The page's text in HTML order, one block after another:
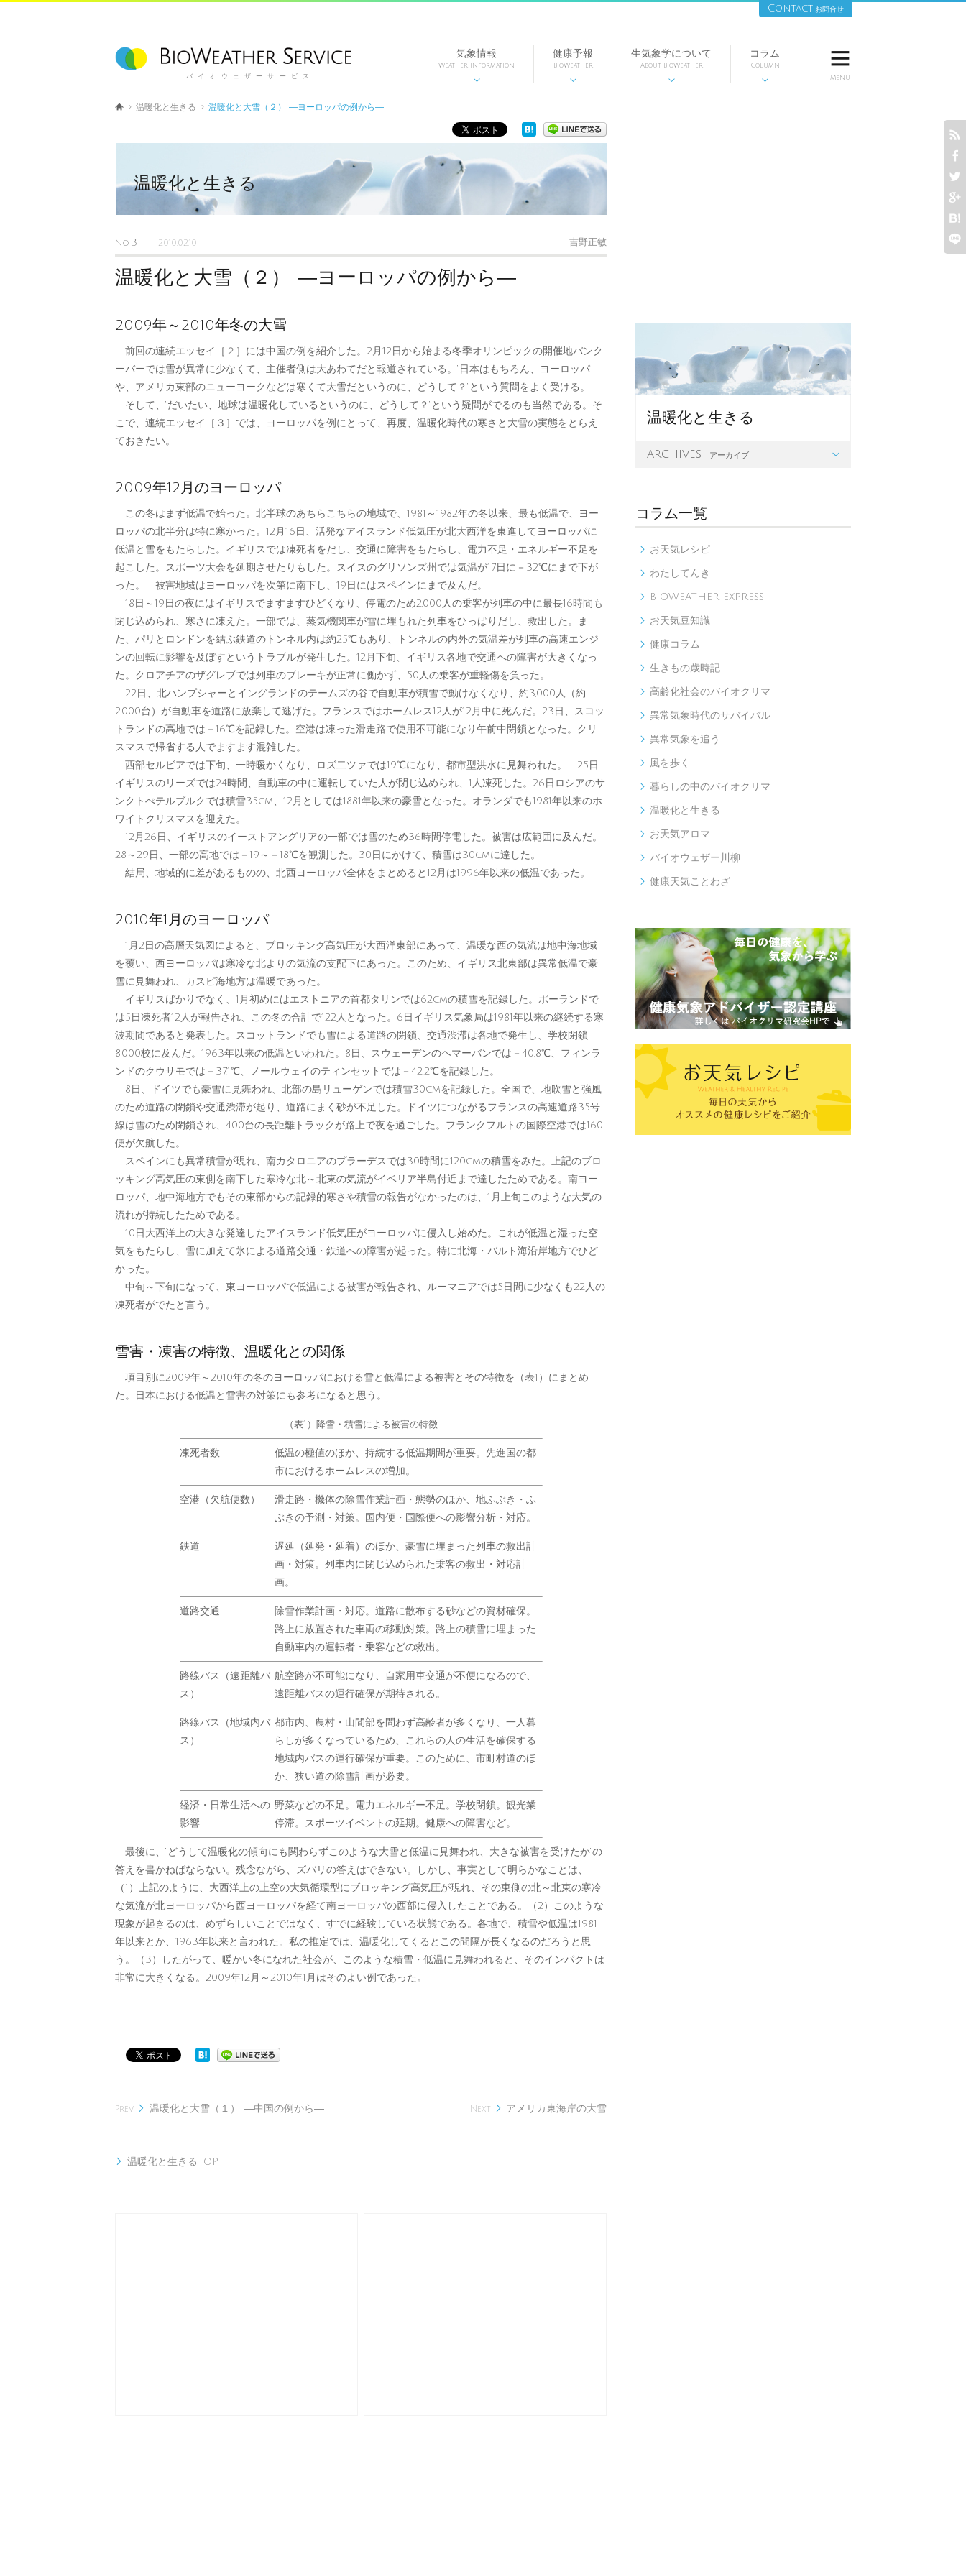
バイオウェザーサービス
気象情報
Weather Information

健康予報
BioWeather

生気象学について
About BioWeather

コラム
Column


Menu
温暖化と生きる 温暖化と大雪（２） ―ヨーロッパの例から―
温暖化と生きる
No. 3 2010.02.10 吉野正敏
温暖化と大雪（２） ―ヨーロッパの例から―
2009年～2010年冬の大雪
前回の連続エッセイ［ ２ ］には中国の例を紹介した。2月12日から始まる冬季オリンピックの開催地バンク
ーバーでは雪が異常に少なくて、主催者側は大あわてだと報道されている。“日本はもちろん、ヨーロッパ
や、アメリカ東部のニューヨークなどは寒くて大雪だというのに、どうして？”という質問をよく受ける。
そして、“だいたい、地球は温暖化しているというのに、どうして？”という疑問がでるのも当然である。そ
こで、連続エッセイ［３］では、ヨーロッパを例にとって、再度、温暖化時代の寒さと大雪の実態をとらえ
ておきたい。
2009年12月のヨーロッパ
この冬はまず低温で始った。北半球のあちらこちらの地域で、1981～1982年の冬以来、最も低温で、ヨー
ロッパの北半分は特に寒かった。12月16日、活発なアイスランド低気圧が北大西洋を東進してヨーロッパに
低温と雪をもたらした。イギリスでは凍死者をだし、交通に障害をもたらし、電力不足・エネルギー不足を
起こした。スポーツ大会を延期させたりもした。スイスのグリソンズ州では気温が17日に－32℃にまで下が
った。 被害地域はヨーロッパを次第に南下し、19日にはスペインにまで及んだ。
18日～19日の夜にはイギリスでますますひどくなり、停電のため2,000人の乗客が列車の中に最長16時間も
閉じ込められ、寒さに凍えた。一部では、蒸気機関車が雪に埋もれた列車をひっぱりだし、救出した。ま
た、パリとロンドンを結ぶ鉄道のトンネル内は約25℃もあり、トンネルの内外の気温差が列車の高速エンジ
ンの回転に影響を及ぼすというトラブルが発生した。12月下旬、イギリス各地で交通への障害が大きくなっ
た。クロアチアのザグレブでは列車のブレーキが正常に働かず、50人の乗客が重軽傷を負った。
22日、北ハンプシャーとイングランドのテームズの谷で自動車が積雪で動けなくなり、約3,000人（約
2,000台）が自動車を道路に放棄して逃げた。フランスではホームレス12人が12月中に死んだ。23日、スコッ
トランドの高地では－16℃を記録した。空港は凍った滑走路で使用不可能になり午前中閉鎖となった。クリ
スマスで帰省する人でますます混雑した。
西部セルビアでは下旬、一時暖かくなり、ロズ二ツァでは19℃になり、都市型洪水に見舞われた。 25日
イギリスのリーズでは24時間、自動車の中に運転していた人が閉じ込められ、1人凍死した。26日ロシアのサ
ンクトぺテルブルクでは積雪35cm、12月としては1881年以来の豪雪となった。オランダでも1981年以来のホ
ワイトクリスマスを迎えた。
12月26日、イギリスのイーストアングリアの一部では雪のため36時間停電した。被害は広範囲に及んだ。
28～29日、一部の高地では－19～－18℃を観測した。30日にかけて、積雪は30cmに達した。
結局、地域的に差があるものの、北西ヨーロッパ全体をまとめると12月は1996年以来の低温であった。
2010年1月のヨーロッパ
1月2日の高層天気図によると、ブロッキング高気圧が大西洋東部にあって、温暖な西の気流は地中海地域
を覆い、西ヨーロッパは寒冷な北よりの気流の支配下にあった。このため、イギリス北東部は異常低温で豪
雪に見舞われ、カスピ海地方は温暖であった。
イギリスばかりでなく、1月初めにはエストニアの首都タリンでは62cmの積雪を記録した。ポーランドで
は5日凍死者12人が報告され、この冬の合計で122人となった。6日イギリス気象局は1981年以来の継続する寒
波期間であると発表した。スコットランドでも雪による道路の閉鎖、交通渋滞は各地で発生し、学校閉鎖
8,000校に及んだ。1963年以来の低温といわれた。8日、スウェーデンのヘマーバンでは－40.8℃、フィンラ
ンドのクウサモでは－37.1℃、ノールウェイのティンセットでは－42.2℃を記録した。
8日、ドイツでも豪雪に見舞われ、北部の島リューゲンでは積雪30cmを記録した。全国で、地吹雪と強風
のため道路の閉鎖や交通渋滞が起り、道路にまく砂が不足した。ドイツにつながるフランスの高速道路35号
線は雪のため閉鎖され、400台の長距離トラックが路上で夜を過ごした。フランクフルトの国際空港では160
便が欠航した。
スペインにも異常積雪が現れ、南カタロニアのプラーデスでは30時間に120cmの積雪をみた。上記のブロ
ッキング高気圧の東側を南下した寒冷な北～北東の気流がイベリア半島付近まで達したためである。南ヨー
ロッパ、地中海地方でもその東部からの記録的寒さや積雪の報告がなかったのは、1月上旬このような大気の
流れが持続したためである。
10日大西洋上の大きな発達したアイスランド低気圧がヨーロッパに侵入し始めた。これが低温と湿った空
気をもたらし、雪に加えて氷による道路交通・鉄道への障害が起った。特に北海・バルト海沿岸地方でひど
かった。
中旬～下旬になって、東ヨーロッパで低温による被害が報告され、ルーマニアでは5日間に少なくも22人の
凍死者がでたと言う。
雪害・凍害の特徴、温暖化との関係
項目別に2009年～2010年の冬のヨーロッパにおける雪と低温による被害とその特徴を（表1）にまとめ
た。日本における低温と雪害の対策にも参考になると思う。
（表1）降雪・積雪による被害の特徴
凍死者数
低温の極値のほか、持続する低温期間が重要。先進国の都
市におけるホームレスの増加。
空港（欠航便数）
滑走路・機体の除雪作業計画・態勢のほか、地ふぶき・ふ
ぶきの予測・対策。国内便・国際便への影響分析・対応。
鉄道
遅延（延発・延着）のほか、豪雪に埋まった列車の救出計
画・対策。列車内に閉じ込められた乗客の救出・対応計
画。
道路交通
除雪作業計画・対応。道路に散布する砂などの資材確保。
路上に放置された車両の移動対策。路上の積雪に埋まった
自動車内の運転者・乗客などの救出。
路線バス（遠距離バ
ス）
航空路が不可能になり、自家用車交通が不便になるので、
遠距離バスの運行確保が期待される。
路線バス（地域内バ
ス）
都市内、農村・山間部を問わず高齢者が多くなり、一人暮
らしが多くなっているため、これらの人の生活を確保する
地域内バスの運行確保が重要。このために、市町村道のほ
か、狭い道の除雪計画が必要。
経済・日常生活への
影響
野菜などの不足。電力エネルギー不足。学校閉鎖。観光業
停滞。スポーツイベントの延期。健康への障害など。
最後に、“どうして温暖化の傾向にも関わらずこのような大雪と低温に見舞われ、大きな被害を受けたか”の
答えを書かねばならない。残念ながら、ズバリの答えはできない。しかし、事実として明らかなことは、
（1）上記のように、大西洋上の上空の大気循環型にブロッキング高気圧が現れ、その東側の北～北東の寒冷
な気流が北ヨーロッパから西ヨーロッパを経て南ヨーロッパの西部に侵入したことである。（2）このような
現象が起きるのは、めずらしいことではなく、すでに経験している状態である。各地で、積雪や低温は1981
年以来とか、1963年以来と言われた。私の推定では、温暖化してくるとこの間隔が長くなるのだろうと思
う。（3）したがって、暖かい冬になれた社会が、このような積雪・低温に見舞われると、そのインパクトは
非常に大きくなる。2009年12月～2010年1月はそのよい例であった。
Prev  温暖化と大雪（１） ―中国の例から― Next  アメリカ東海岸の大雪
 温暖化と生きるTOP
温暖化と生きる
archives アーカイブ 
コラム一覧
 お天気レシピ
 わたしてんき
 BIOWEATHER EXPRESS
 お天気豆知識
 健康コラム
 生きもの歳時記
 高齢化社会のバイオクリマ
 異常気象時代のサバイバル
 異常気象を追う
 風を歩く
 暮らしの中のバイオクリマ
 温暖化と生きる
 お天気アロマ
 バイオウェザー川柳
 健康天気ことわざ






Contact お問合せ